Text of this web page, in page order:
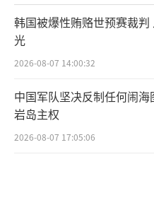
韩国被爆性贿赂世预赛裁判
光
2026-08-07 14:00:32
中国军队坚决反制任何闹海
岩岛主权
2026-08-07 17:05:06